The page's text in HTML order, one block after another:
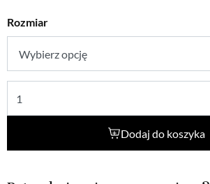
Rozmiar
Dodaj do koszyka